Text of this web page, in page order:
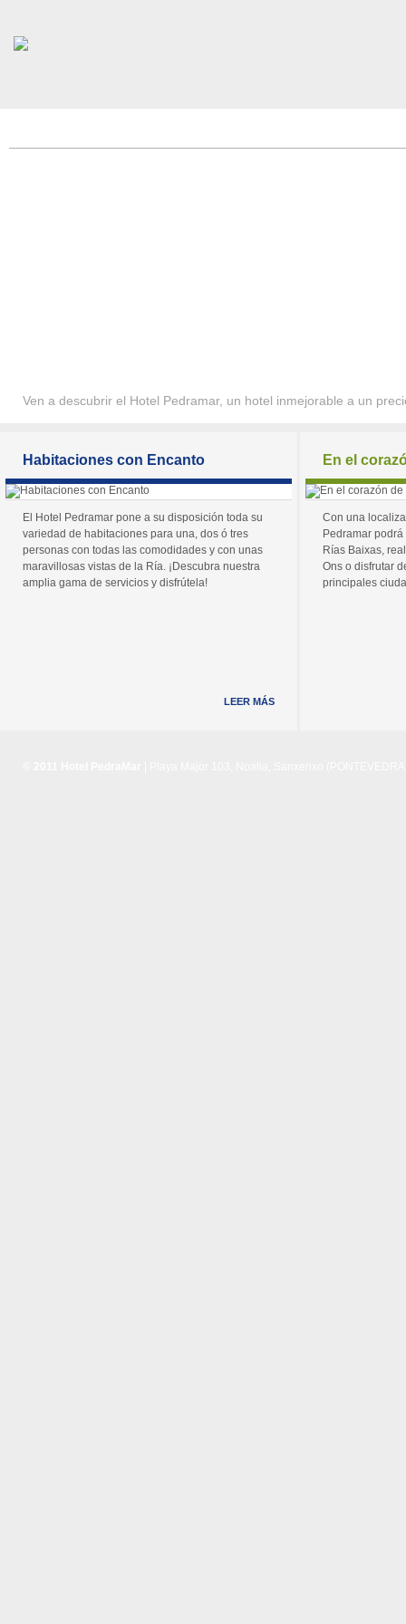
Ven a descubrir el Hotel Pedramar, un hotel inmejorable a un
Habitaciones con Encanto
El Hotel Pedramar pone a su disposición toda su
variedad de habitaciones para una, dos ó tres
personas con todas las comodidades y con unas
maravillosas vistas de la Ría. ¡Descubra nuestra
amplia gama de servicios y disfrútela!
LEER MÁS
En el
Con una
Pedramar
Rías Baixas,
Ons o disfrutar
principales